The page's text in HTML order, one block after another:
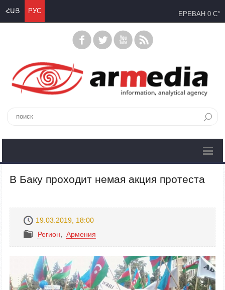
ՀԱՅ РУС ЕРЕВАН 0 C°
В Баку проходит немая акция протеста
19.03.2019, 18:00
Регион
Армения